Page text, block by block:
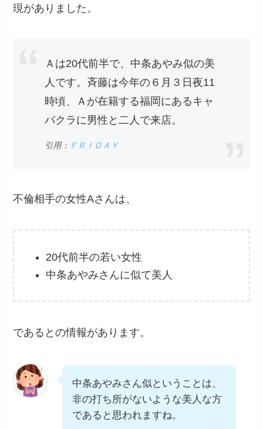
現がありました。
Ａは20代前半で、中条あやみ似の美
人です。斉藤は今年の６月３日夜11
時頃、Ａが在籍する福岡にあるキャ
バクラに男性と二人で来店。
引用： ＦＲＩＤＡＹ
不倫相手の女性Aさんは、
20代前半の若い女性
中条あやみさんに似て美人
であるとの情報があります。
中条あやみさん似ということは、
非の打ち所がないような美人な方
であると思われますね。